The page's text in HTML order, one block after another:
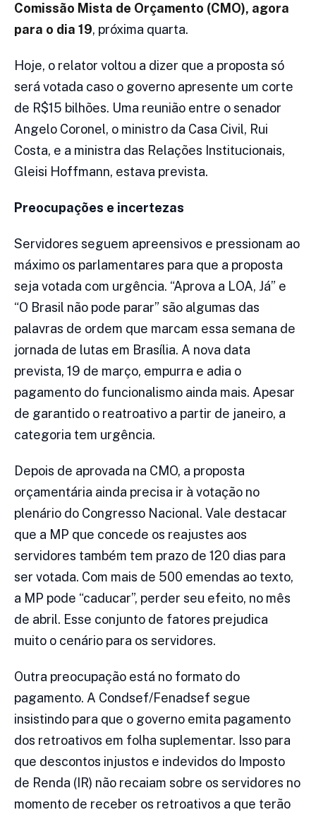
Comissão Mista de Orçamento (CMO), agora
para o dia 19, próxima quarta.
Hoje, o relator voltou a dizer que a proposta só
será votada caso o governo apresente um corte
de R$15 bilhões. Uma reunião entre o senador
Angelo Coronel, o ministro da Casa Civil, Rui
Costa, e a ministra das Relações Institucionais,
Gleisi Hoffmann, estava prevista.
Preocupações e incertezas
Servidores seguem apreensivos e pressionam ao
máximo os parlamentares para que a proposta
seja votada com urgência. “Aprova a LOA, Já” e
“O Brasil não pode parar” são algumas das
palavras de ordem que marcam essa semana de
jornada de lutas em Brasília. A nova data
prevista, 19 de março, empurra e adia o
pagamento do funcionalismo ainda mais. Apesar
de garantido o reatroativo a partir de janeiro, a
categoria tem urgência.
Depois de aprovada na CMO, a proposta
orçamentária ainda precisa ir à votação no
plenário do Congresso Nacional. Vale destacar
que a MP que concede os reajustes aos
servidores também tem prazo de 120 dias para
ser votada. Com mais de 500 emendas ao texto,
a MP pode “caducar”, perder seu efeito, no mês
de abril. Esse conjunto de fatores prejudica
muito o cenário para os servidores.
Outra preocupação está no formato do
pagamento. A Condsef/Fenadsef segue
insistindo para que o governo emita pagamento
dos retroativos em folha suplementar. Isso para
que descontos injustos e indevidos do Imposto
de Renda (IR) não recaiam sobre os servidores no
momento de receber os retroativos a que terão